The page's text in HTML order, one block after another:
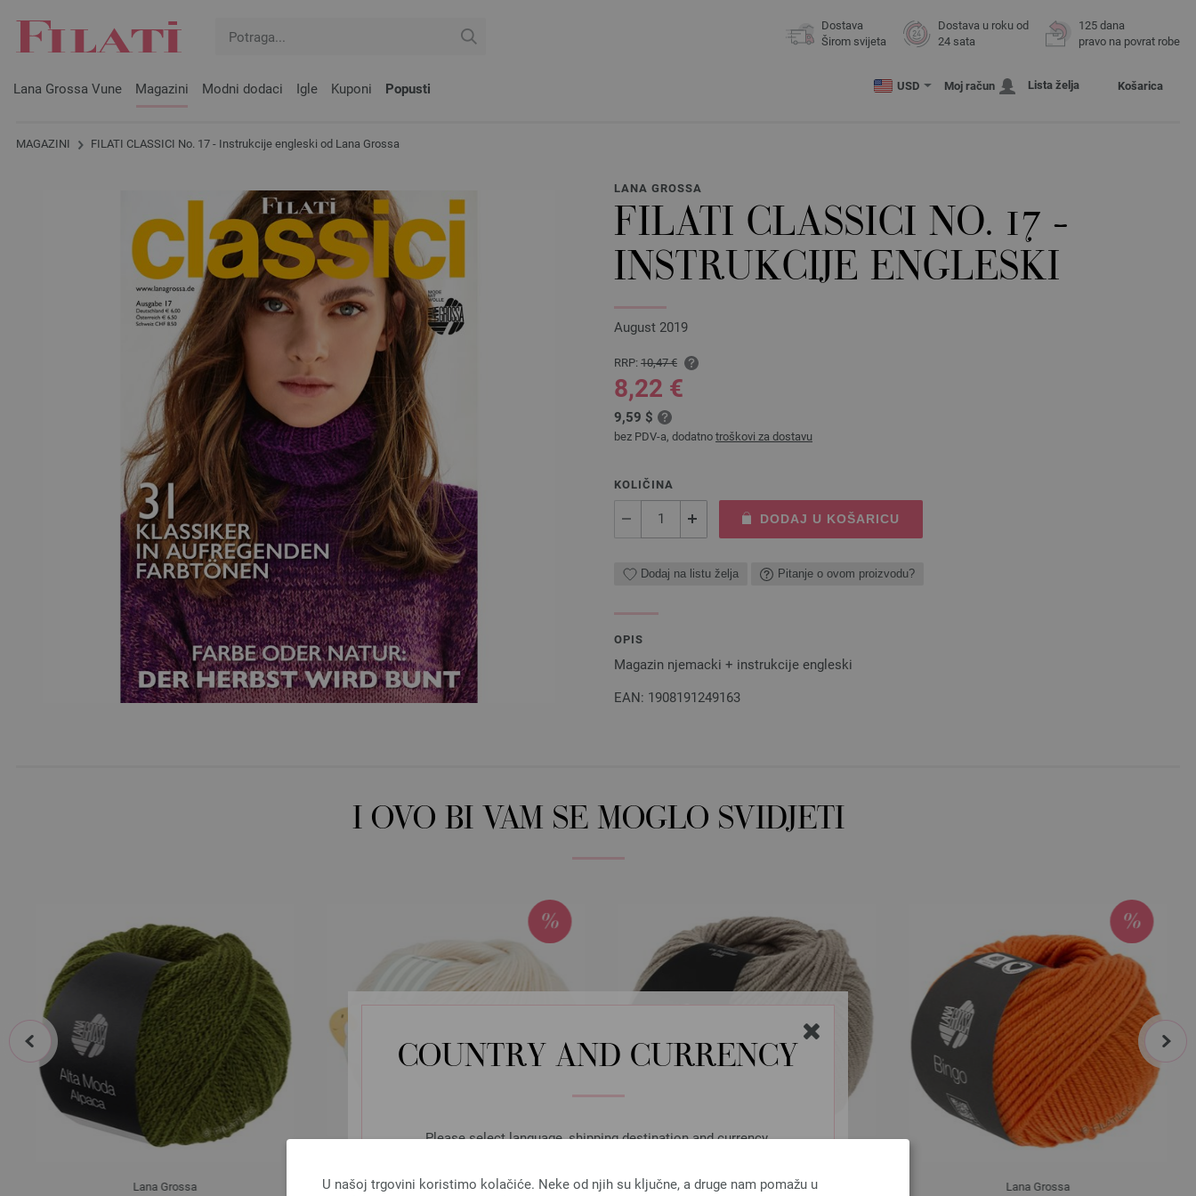
COUNTRY AND CURRENCY
Please select language, shipping destination and currency.
U našoj trgovini koristimo kolačiće. Neke od njih su ključne, a druge nam pomažu u
Dostava
Širom svijeta
Dostava u roku od
24 sata
125 dana
pravo na povrat robe
Lana Grossa Vune Magazini Modni dodaci Igle Kuponi Popusti USD Moj račun Lista želja Košarica
MAGAZINI FILATI CLASSICI No. 17 - Instrukcije engleski od Lana Grossa
LANA GROSSA
FILATI CLASSICI NO. 17 -
INSTRUKCIJE ENGLESKI
August 2019
RRP: 10,47 €
8,22 €
9,59 $
bez PDV-a, dodatno troškovi za dostavu
KOLIČINA
DODAJ U KOŠARICU
Dodaj na listu želja Pitanje o ovom proizvodu?
OPIS
Magazin njemacki + instrukcije engleski
EAN: 1908191249163
I OVO BI VAM SE MOGLO SVIDJETI
Lana Grossa Lana Grossa Lana Grossa Lana Grossa
prev next